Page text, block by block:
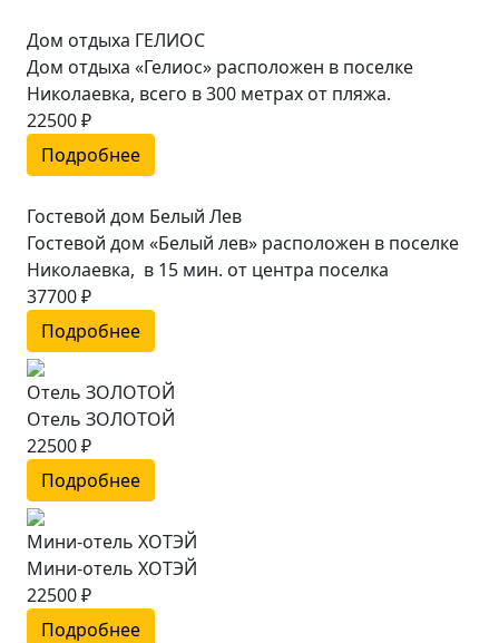
Дом отдыха ГЕЛИОС
Дом отдыха «Гелиос» расположен в поселке
Николаевка, всего в 300 метрах от пляжа.
22500 ₽
Подробнее
Гостевой дом Белый Лев
Гостевой дом «Белый лев» расположен в поселке
Николаевка, в 15 мин. от центра поселка
37700 ₽
Подробнее
Отель ЗОЛОТОЙ
Отель ЗОЛОТОЙ
22500 ₽
Подробнее
Мини-отель ХОТЭЙ
Мини-отель ХОТЭЙ
22500 ₽
Подробнее